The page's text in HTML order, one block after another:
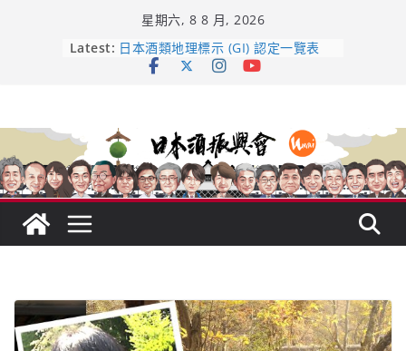
星期六, 8 8 月, 2026
Latest: 龜之井酒造：口說上手 – 山形純米大
吟釀的堅持與傳承 ～ くどき上手
響 𝟭𝟮 年 復活了!
【酒業商戰】130年老酒藏殺入股票
市場！梅乃宿上市背後的密碼